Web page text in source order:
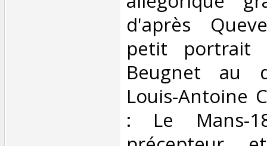
d'après
petit portrait
Beugnet au
Louis-Antoine
: Le Mans-